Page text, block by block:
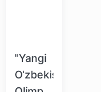
"Yangi
O‘zbekiston